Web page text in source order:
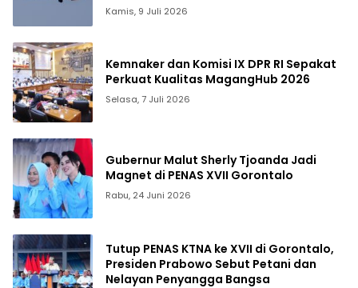
Kamis, 9 Juli 2026
Kemnaker dan Komisi IX DPR RI Sepakat
Perkuat Kualitas MagangHub 2026
Selasa, 7 Juli 2026
Gubernur Malut Sherly Tjoanda Jadi
Magnet di PENAS XVII Gorontalo
Rabu, 24 Juni 2026
Tutup PENAS KTNA ke XVII di Gorontalo,
Presiden Prabowo Sebut Petani dan
Nelayan Penyangga Bangsa